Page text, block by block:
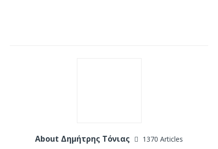
About Δημήτρης Τόνιας
1370 Articles